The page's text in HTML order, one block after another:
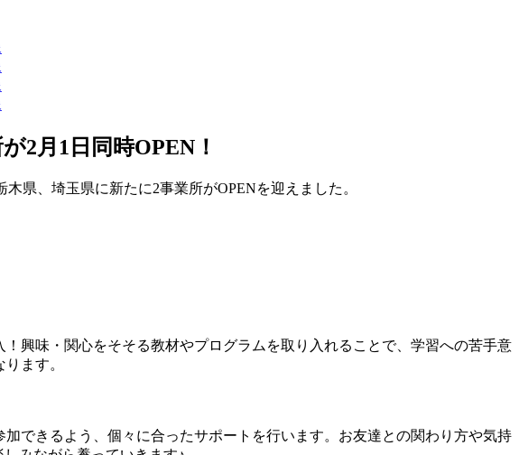
2月1日同時OPEN！
県、埼玉県に新たに2事業所がOPENを迎えました。
興味・関心をそそる教材やプログラムを取り入れることで、学習への苦手意
ます。
できるよう、個々に合ったサポートを行います。お友達との関わり方や気持